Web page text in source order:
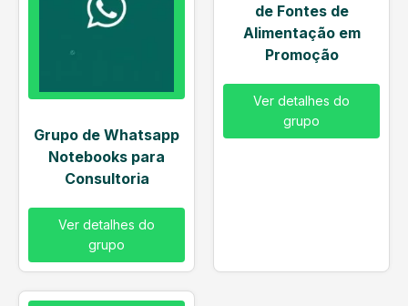
Grupo de Whatsapp
Notebooks para
Consultoria
Ver detalhes do
grupo
de Fontes de
Alimentação em
Promoção
Ver detalhes do
grupo